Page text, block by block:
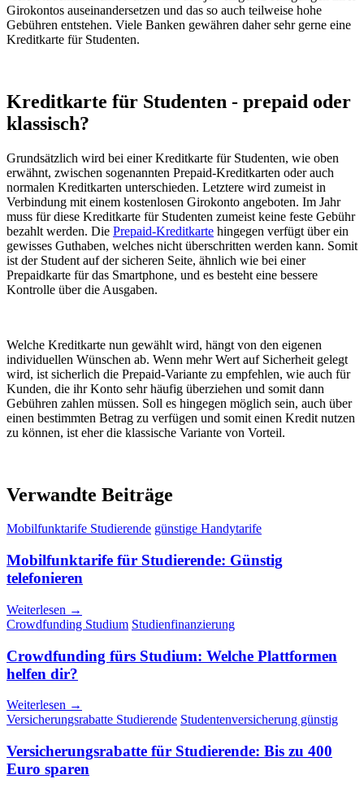
Girokontos auseinandersetzen und das so auch teilweise hohe
Gebühren entstehen. Viele Banken gewähren daher sehr gerne eine
Kreditkarte für Studenten.
Kreditkarte für Studenten - prepaid oder
klassisch?
Grundsätzlich wird bei einer Kreditkarte für Studenten, wie oben
erwähnt, zwischen sogenannten Prepaid-Kreditkarten oder auch
normalen Kreditkarten unterschieden. Letztere wird zumeist in
Verbindung mit einem kostenlosen Girokonto angeboten. Im Jahr
muss für diese Kreditkarte für Studenten zumeist keine feste Gebühr
bezahlt werden. Die Prepaid-Kreditkarte hingegen verfügt über ein
gewisses Guthaben, welches nicht überschritten werden kann. Somit
ist der Student auf der sicheren Seite, ähnlich wie bei einer
Prepaidkarte für das Smartphone, und es besteht eine bessere
Kontrolle über die Ausgaben.
Welche Kreditkarte nun gewählt wird, hängt von den eigenen
individuellen Wünschen ab. Wenn mehr Wert auf Sicherheit gelegt
wird, ist sicherlich die Prepaid-Variante zu empfehlen, wie auch für
Kunden, die ihr Konto sehr häufig überziehen und somit dann
Gebühren zahlen müssen. Soll es hingegen möglich sein, auch über
einen bestimmten Betrag zu verfügen und somit einen Kredit nutzen
zu können, ist eher die klassische Variante von Vorteil.
Verwandte Beiträge
Mobilfunktarife Studierende günstige Handytarife
Mobilfunktarife für Studierende: Günstig
telefonieren
Weiterlesen →
Crowdfunding Studium Studienfinanzierung
Crowdfunding fürs Studium: Welche Plattformen
helfen dir?
Weiterlesen →
Versicherungsrabatte Studierende Studentenversicherung günstig
Versicherungsrabatte für Studierende: Bis zu 400
Euro sparen